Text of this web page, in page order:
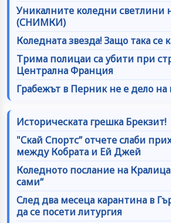
Уникалните коледни светлини
(СНИМКИ)
Коледната звезда! Защо така се
Трима полицаи са убити при
Централна Франция
Грабежът в Перник не е дело
Историческата грешка Брекзит!
"Скай Спортс” отчете слаби
между Кобрата и Ей Джей
Коледното послание на
сами“
След два месеца карантина в
да се посети литургия